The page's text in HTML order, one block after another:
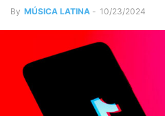
By MÚSICA LATINA - 10/23/2024